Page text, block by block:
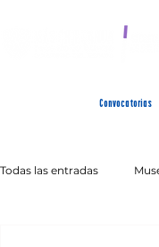
Convocatorias
Todas las entradas